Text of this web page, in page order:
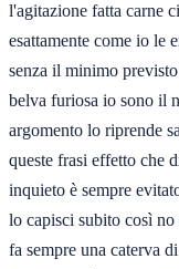
l'agitazione fatta carne
esattamente come io le
senza il minimo
belva furiosa io sono il
argomento lo riprende
queste frasi effetto che
inquieto è sempre
lo capisci subito così no
fa sempre una caterva